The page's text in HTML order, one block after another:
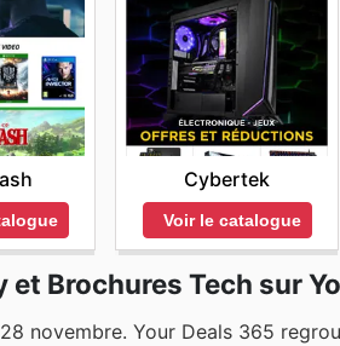
Cybertek
Voir le catalogue
Brochures Tech sur
novembre. Your Deals 365